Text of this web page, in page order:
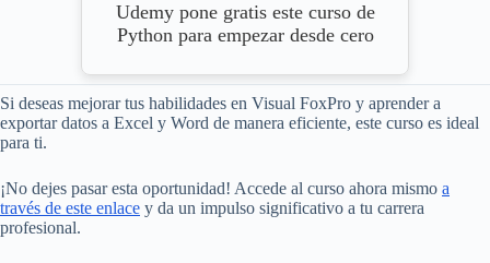
Udemy pone gratis este curso de
Python para empezar desde cero
Si deseas mejorar tus habilidades en Visual FoxPro y aprender a
exportar datos a Excel y Word de manera eficiente, este curso es ideal
para ti.
¡No dejes pasar esta oportunidad! Accede al curso ahora mismo a
través de este enlace y da un impulso significativo a tu carrera
profesional.